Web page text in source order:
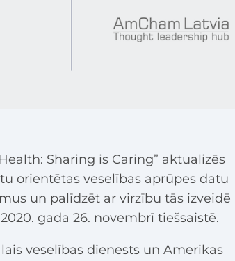
Sharing is Caring” aktualizēs
orientētas veselības aprūpes datu
un palīdzēt ar virzību tās izveidē
gada 26. novembrī tiešsaistē.
veselības dienests un Amerikas